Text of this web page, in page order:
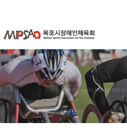
Far far away,behind the